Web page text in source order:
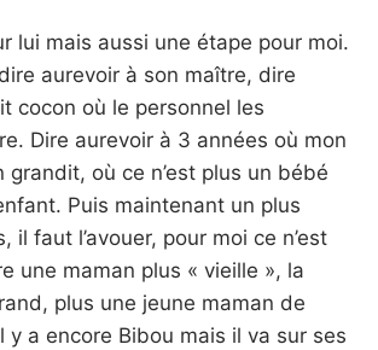
lui mais aussi une étape pour moi.
aurevoir à son maître, dire
cocon où le personnel les
Dire aurevoir à 3 années où mon
grandit, où ce n’est plus un bébé
Puis maintenant un plus
il faut l’avouer, pour moi ce n’est
une maman plus « vieille », la
plus une jeune maman de
y a encore Bibou mais il va sur ses